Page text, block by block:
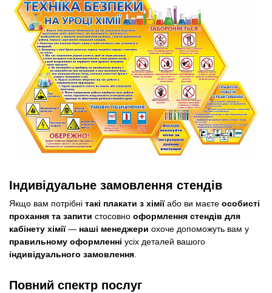
Індивідуальне замовлення стендів
Якщо вам потрібні такі плакати з хіміїабо ви маєте особисті
прохання та запити стосовно оформлення стендів для
кабінету хімії— наші менеджери охоче допоможуть вам у
правильному оформленні усіх деталей вашого
індивідуального замовлення.
Повний спектр послуг